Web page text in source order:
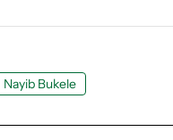
Nayib Bukele